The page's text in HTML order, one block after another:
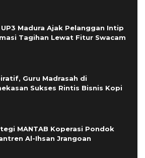
UP3 Madura Ajak Pelanggan Intip
Tagihan Lewat Fitur Swacam
Guru Madrasah di
Sukses Rintis Bisnis Kopi
MANTAB Koperasi Pondok
Al-Ihsan Jrangoan